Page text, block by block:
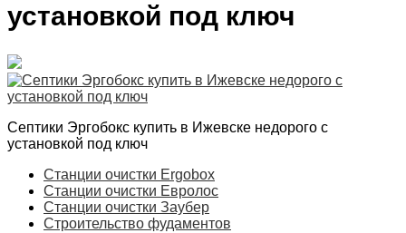
установкой под ключ
Септики Эргобокс купить в Ижевске недорого с
установкой под ключ
Станции очистки Ergobox
Станции очистки Евролос
Станции очистки Заубер
Строительство фудаментов